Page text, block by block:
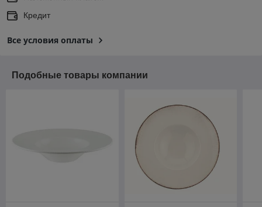
Кредит
Все условия оплаты
Подобные товары компании